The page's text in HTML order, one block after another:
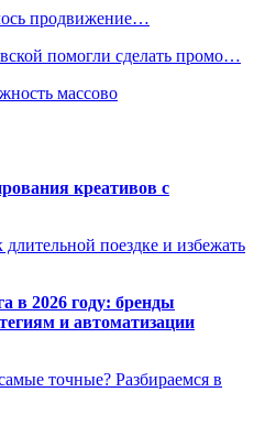
продвижение…
помогли сделать промо…
массово
креативов с
поездке и избежать
в 2026 году: бренды
и автоматизации
точные? Разбираемся в